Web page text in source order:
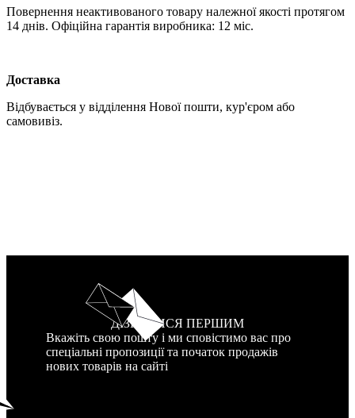
Повернення неактивованого товару належної якості протягом
14 днів. Офіційна гарантія виробника: 12 міс.
Доставка
Відбувається у відділення Нової пошти, кур'єром або
самовивіз.
ДІЗНАТИСЯ ПЕРШИМ
Вкажіть свою пошту і ми сповістимо вас про
спеціальні пропозиції та початок продажів
нових товарів на сайті